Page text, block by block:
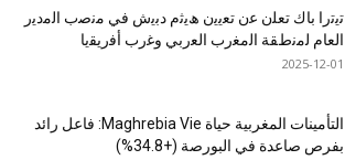
ﺗﯾﺗرا ﺑﺎك ﺗﻌﻠن ﻋن ﺗﻌﯾﯾن ھﯾﺛم دﺑﯾش ﻓﻲ ﻣﻧﺻب اﻟﻣدﯾر
اﻟﻌﺎم ﻟﻣﻧطﻘﺔ اﻟﻣﻐرب اﻟﻌرﺑﻲ وﻏرب أﻓرﯾﻘﯾﺎ
2025-12-01
التأمينات المغربية حياة Maghrebia Vie: فاعل رائد
بفرص صاعدة في البورصة (+34.8%)